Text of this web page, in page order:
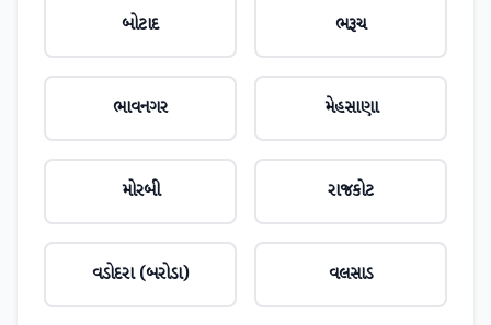
બોટાદ ભરૂચ
ભાવનગર મેહસાણા
મોરબી રાજકોટ
વડોદરા (બરોડા) વલસાડ